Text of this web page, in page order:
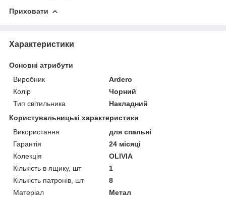
Приховати
Характеристики
Основні атрибути
Виробник
Ardero
Колір
Чорний
Тип світильника
Накладний
Користувальницькі характеристики
Використання
для спальні
Гарантія
24 місяці
Колекція
OLIVIA
Кількість в ящику, шт
1
Кількість патронів, шт
8
Матеріал
Метал